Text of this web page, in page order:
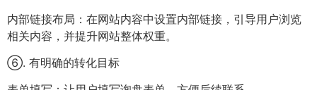
内部链接布局：在网站内容中设置内部链接，引导用户浏览
相关内容，并提升网站整体权重。
⑥. 有明确的转化目标